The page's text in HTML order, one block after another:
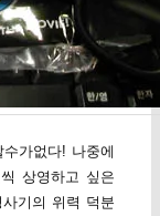
가없다! 나중에
상영하고 싶은
기의 위력 덕분